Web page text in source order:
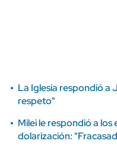
La Iglesia respondió a
respeto"
Milei le respondió a
dolarización: